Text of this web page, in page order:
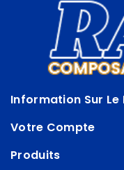
Information Sur Le
Votre Compte
Produits